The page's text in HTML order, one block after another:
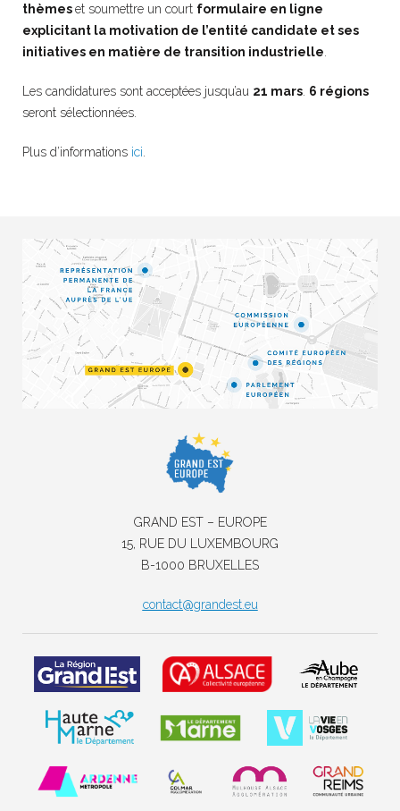
thèmeset soumettre un court formulaire en ligne
explicitant la motivation de l’entité candidate et ses
initiatives en matière de transition industrielle
Les candidatures sont acceptées jusqu’au 21 mars 6 régions
seront sélectionnées.
Plus d’informations ici
GRAND EST – EUROPE
15, RUE DU LUXEMBOURG
B-1000 BRUXELLES
contact@grandest.eu